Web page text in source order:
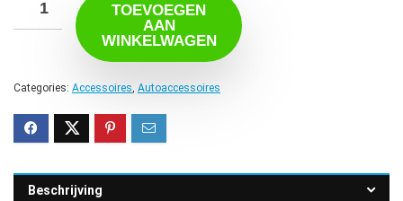
TOEVOEGEN
AAN
WINKELWAGEN
Categories: Accessoires Autoaccessoires
Beschrijving